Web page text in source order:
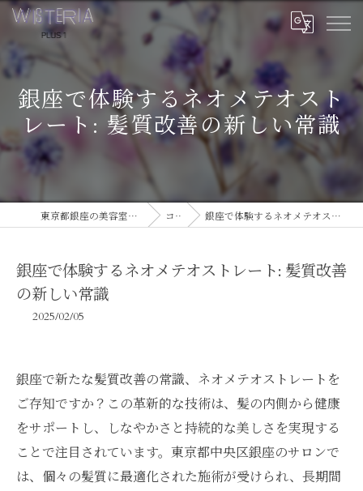
銀座で体験するネオメテオスト
レート: 髪質改善の新しい常識
東京都銀座の美容室ならWISTERIA PLUS 1 コラム 銀座で体験するネオメテオストレート: 髪質改善の新しい常識
銀座で体験するネオメテオストレート: 髪質改善
の新しい常識
2025/02/05
銀座で新たな髪質改善の常識、ネオメテオストレートを
ご存知ですか？この革新的な技術は、髪の内側から健康
をサポートし、しなやかさと持続的な美しさを実現する
ことで注目されています。東京都中央区銀座のサロンで
は、個々の髪質に最適化された施術が受けられ、長期間